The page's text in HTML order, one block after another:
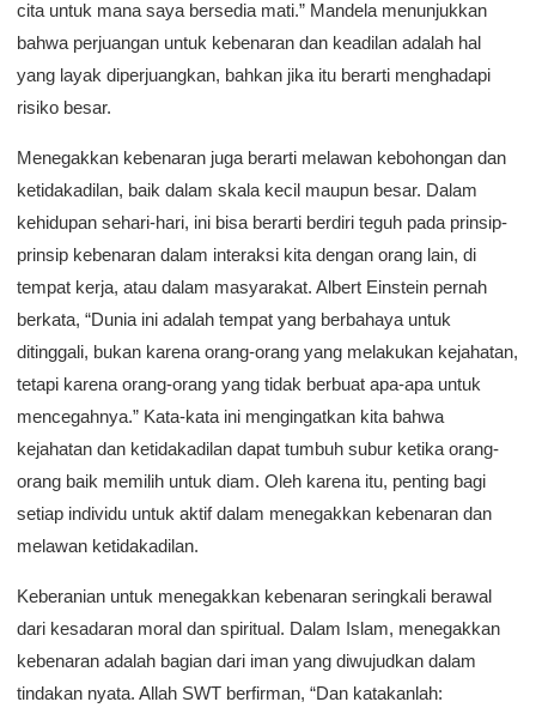
cita untuk mana saya bersedia mati.” Mandela menunjukkan
bahwa perjuangan untuk kebenaran dan keadilan adalah hal
yang layak diperjuangkan, bahkan jika itu berarti menghadapi
risiko besar.
Menegakkan kebenaran juga berarti melawan kebohongan dan
ketidakadilan, baik dalam skala kecil maupun besar. Dalam
kehidupan sehari-hari, ini bisa berarti berdiri teguh pada prinsip-
prinsip kebenaran dalam interaksi kita dengan orang lain, di
tempat kerja, atau dalam masyarakat. Albert Einstein pernah
berkata, “Dunia ini adalah tempat yang berbahaya untuk
ditinggali, bukan karena orang-orang yang melakukan kejahatan,
tetapi karena orang-orang yang tidak berbuat apa-apa untuk
mencegahnya.” Kata-kata ini mengingatkan kita bahwa
kejahatan dan ketidakadilan dapat tumbuh subur ketika orang-
orang baik memilih untuk diam. Oleh karena itu, penting bagi
setiap individu untuk aktif dalam menegakkan kebenaran dan
melawan ketidakadilan.
Keberanian untuk menegakkan kebenaran seringkali berawal
dari kesadaran moral dan spiritual. Dalam Islam, menegakkan
kebenaran adalah bagian dari iman yang diwujudkan dalam
tindakan nyata. Allah SWT berfirman, “Dan katakanlah: